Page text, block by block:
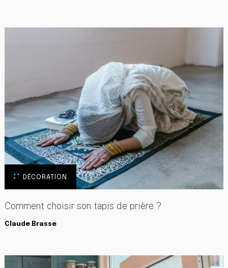
DÉCORATION
Comment choisir son tapis de prière ?
Claude Brasse